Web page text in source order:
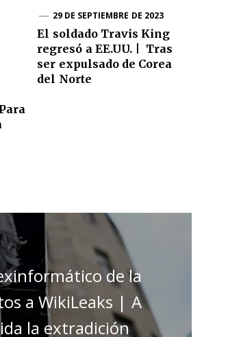
29 DE SEPTIEMBRE DE 2023
El soldado Travis King
regresó a EE.UU. | Tras
ser expulsado de Corea
del Norte
de la
a WikiLeaks | A
la extradición